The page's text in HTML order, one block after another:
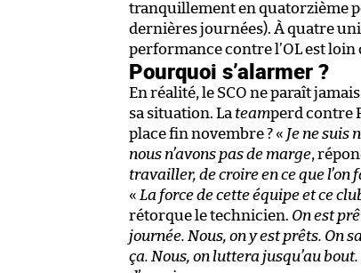
tranquillement en quatorzième
dernières journées). À quatre
performance contre l’OL est
Pourquoi s’alarmer ?
En réalité, le SCO ne paraît
sa situation. La teamperd contre
place fin novembre ? « Je ne suis
nous n’avons pas de marge,
travailler, de croire en ce que l’on
« La force de cette équipe et ce
rétorque le technicien. On est
journée. Nous, on y est prêts. On
ça. Nous, on luttera jusqu’au